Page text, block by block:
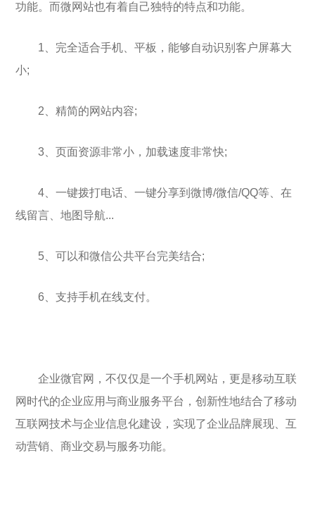
功能。而微网站也有着自己独特的特点和功能。
1、完全适合手机、平板，能够自动识别客户屏幕大
小;
2、精简的网站内容;
3、页面资源非常小，加载速度非常快;
4、一键拨打电话、一键分享到微博/微信/QQ等、在
线留言、地图导航...
5、可以和微信公共平台完美结合;
6、支持手机在线支付。
企业微官网，不仅仅是一个手机网站，更是移动互联
网时代的企业应用与商业服务平台，创新性地结合了移动
互联网技术与企业信息化建设，实现了企业品牌展现、互
动营销、商业交易与服务功能。